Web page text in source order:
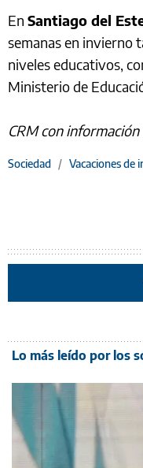
En Santiago del
semanas en invierno
niveles educativos,
Ministerio de
CRM con información
Sociedad / Vacaciones de
Lo más leído por los